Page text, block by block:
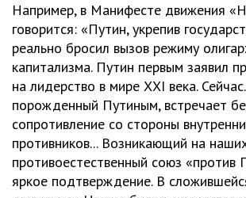
Например, в Манифесте движения
говорится: «Путин, укрепив
реально бросил вызов режиму
капитализма. Путин первым заявил
на лидерство в мире ХХI века.
порожденный Путиным, встречает
сопротивление со стороны
противников... Возникающий на
противоестественный союз «против
яркое подтверждение. В